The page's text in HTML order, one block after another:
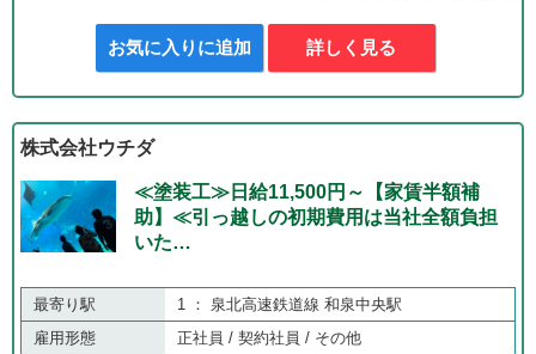
お気に入りに追加 詳しく見る
株式会社ウチダ
≪塗装工≫日給11,500円～【家賃半額補
助】≪引っ越しの初期費用は当社全額負担
いた…
最寄り駅
1 ： 泉北高速鉄道線 和泉中央駅
雇用形態
正社員 / 契約社員 / その他